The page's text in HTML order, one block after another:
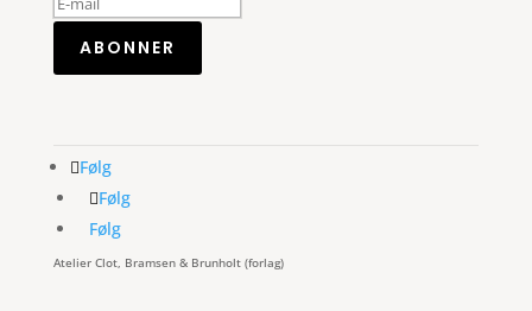
ABONNER
Følg
Følg
Følg
Atelier Clot, Bramsen & Brunholt (forlag)